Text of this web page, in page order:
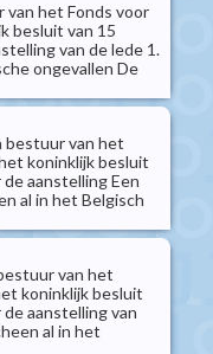
van het Fonds voor
besluit van 15
van de lede 1.
ongevallen De
bestuur van het
koninklijk besluit
aanstelling Een
al in het Belgisch
van het
koninklijk besluit
aanstelling van
al in het